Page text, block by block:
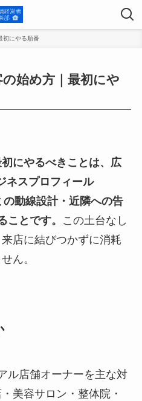
初にやる順番
始め方｜最初にや
にやるべきことは、広
ネスプロフィール
の動線設計・近隣への告
ことです。
この土台なし
店に結びつかずに消耗
ん。
ル店舗オーナーを主な対
美容サロン・整体院・